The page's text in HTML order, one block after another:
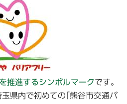
推進するシンボルマークです。
県内で初めての｢熊谷市交通バ